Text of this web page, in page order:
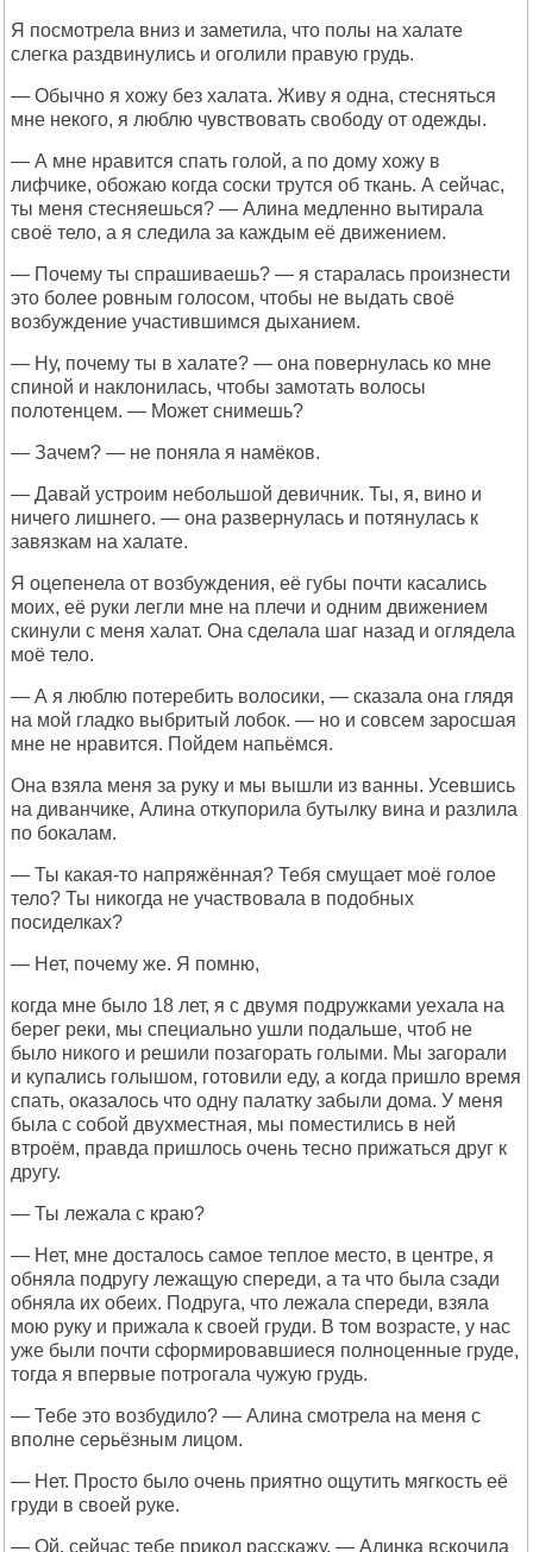
Я посмотрела вниз и заметила, что полы на халате
слегка раздвинулись и оголили правую грудь.
— Обычно я хожу без халата. Живу я одна, стесняться
мне некого, я люблю чувствовать свободу от одежды.
— А мне нравится спать голой, а по дому хожу в
лифчике, обожаю когда соски трутся об ткань. А сейчас,
ты меня стесняешься? — Алина медленно вытирала
своё тело, а я следила за каждым её движением.
— Почему ты спрашиваешь? — я старалась произнести
это более ровным голосом, чтобы не выдать своё
возбуждение участившимся дыханием.
— Ну, почему ты в халате? — она повернулась ко мне
спиной и наклонилась, чтобы замотать волосы
полотенцем. — Может снимешь?
— Зачем? — не поняла я намёков.
— Давай устроим небольшой девичник. Ты, я, вино и
ничего лишнего. — она развернулась и потянулась к
завязкам на халате.
Я оцепенела от возбуждения, её губы почти касались
моих, её руки легли мне на плечи и одним движением
скинули с меня халат. Она сделала шаг назад и оглядела
моё тело.
— А я люблю потеребить волосики, — сказала она глядя
на мой гладко выбритый лобок. — но и совсем заросшая
мне не нравится. Пойдем напьёмся.
Она взяла меня за руку и мы вышли из ванны. Усевшись
на диванчике, Алина откупорила бутылку вина и разлила
по бокалам.
— Ты какая-то напряжённая? Тебя смущает моё голое
тело? Ты никогда не участвовала в подобных
посиделках?
— Нет, почему же. Я помню,
когда мне было 18 лет, я с двумя подружками уехала на
берег реки, мы специально ушли подальше, чтоб не
было никого и решили позагорать голыми. Мы загорали
и купались голышом, готовили еду, а когда пришло время
спать, оказалось что одну палатку забыли дома. У меня
была с собой двухместная, мы поместились в ней
втроём, правда пришлось очень тесно прижаться друг к
другу.
— Ты лежала с краю?
— Нет, мне досталось самое теплое место, в центре, я
обняла подругу лежащую спереди, а та что была сзади
обняла их обеих. Подруга, что лежала спереди, взяла
мою руку и прижала к своей груди. В том возрасте, у нас
уже были почти сформировавшиеся полноценные груде,
тогда я впервые потрогала чужую грудь.
— Тебе это возбудило? — Алина смотрела на меня с
вполне серьёзным лицом.
— Нет. Просто было очень приятно ощутить мягкость её
груди в своей руке.
— Ой, сейчас тебе прикол расскажу. — Алинка вскочила